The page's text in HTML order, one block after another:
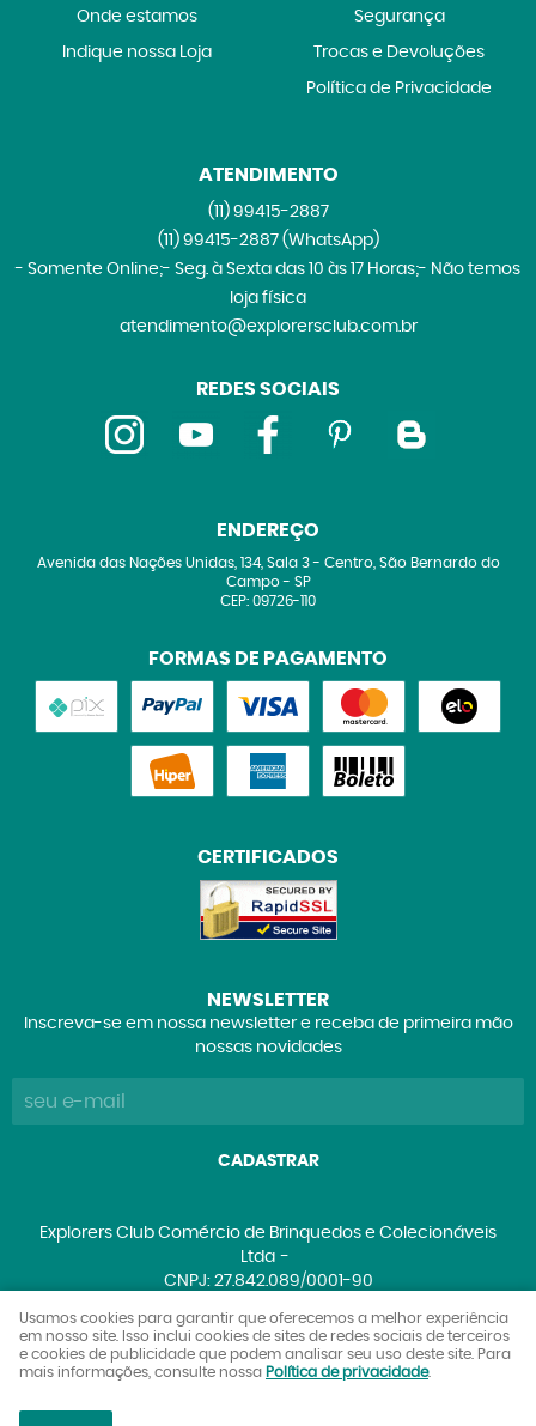
Onde estamos
Indique nossa Loja
Segurança
Trocas e Devoluções
Política de Privacidade
ATENDIMENTO
(11)99415-2887
(11)99415-2887 (WhatsApp)
- Somente Online;- Seg. à Sexta das 10 às 17 Horas;- Não temos
loja física
atendimento@explorersclub.com.br
REDES SOCIAIS
ENDEREÇO
Avenida das Nações Unidas, 134, Sala 3- Centro, São Bernardo do
Campo- SP
CEP: 09726-110
FORMAS DE PAGAMENTO
CERTIFICADOS
NEWSLETTER
Inscreva-se em nossa newsletter e receba de primeira mão
nossas novidades
CADASTRAR
Explorers Club Comércio de Brinquedos e Colecionáveis
Ltda
CNPJ: 27.842.089/0001-90
LOJA VIRTUAL CRIADA POR
Usamos cookies para garantir que oferecemos a melhor experiência
em nosso site. Isso inclui cookies de sites de redes sociais de terceiros
e cookies de publicidade que podem analisar seu uso deste site. Para
mais informações, consulte nossa Política de privacidade.